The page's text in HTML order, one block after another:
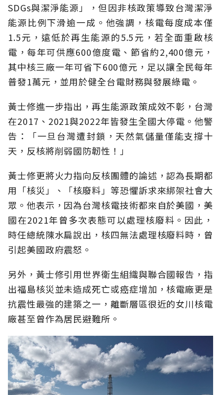
SDGs與潔淨能源」，但因非核政策導致台灣潔淨
能源比例下滑逾一成。他強調，核電每度成本僅
1.5元，遠低於再生能源的5.5元，若全面重啟核
電，每年可供應600億度電、節省約2,400億元，
其中核三廠一年可省下600億元，足以讓全民每年
普發1萬元，並用於健全台電財務與發展綠電。
黃士修進一步指出，再生能源政策成效不彰，台灣
在2017、2021與2022年皆發生全國大停電。他警
告：「一旦台灣遭封鎖，天然氣儲量僅能支撐十
天，反核將削弱國防韌性！」
黃士修更將火力指向反核團體的論述，認為長期都
用「核災」、「核廢料」等恐懼訴求來綁架社會大
眾。他表示，因為台灣核電技術都來自於美國，美
國在2021年曾多次表態可以處理核廢料。因此，
時任總統陳水扁說出，核四無法處理核廢料時，曾
引起美國政府震怒。
另外，黃士修引用世界衛生組織與聯合國報告，指
出福島核災並未造成死亡或癌症增加，核電廠更是
抗震性最強的建築之一，離斷層區很近的女川核電
廠甚至曾作為居民避難所。